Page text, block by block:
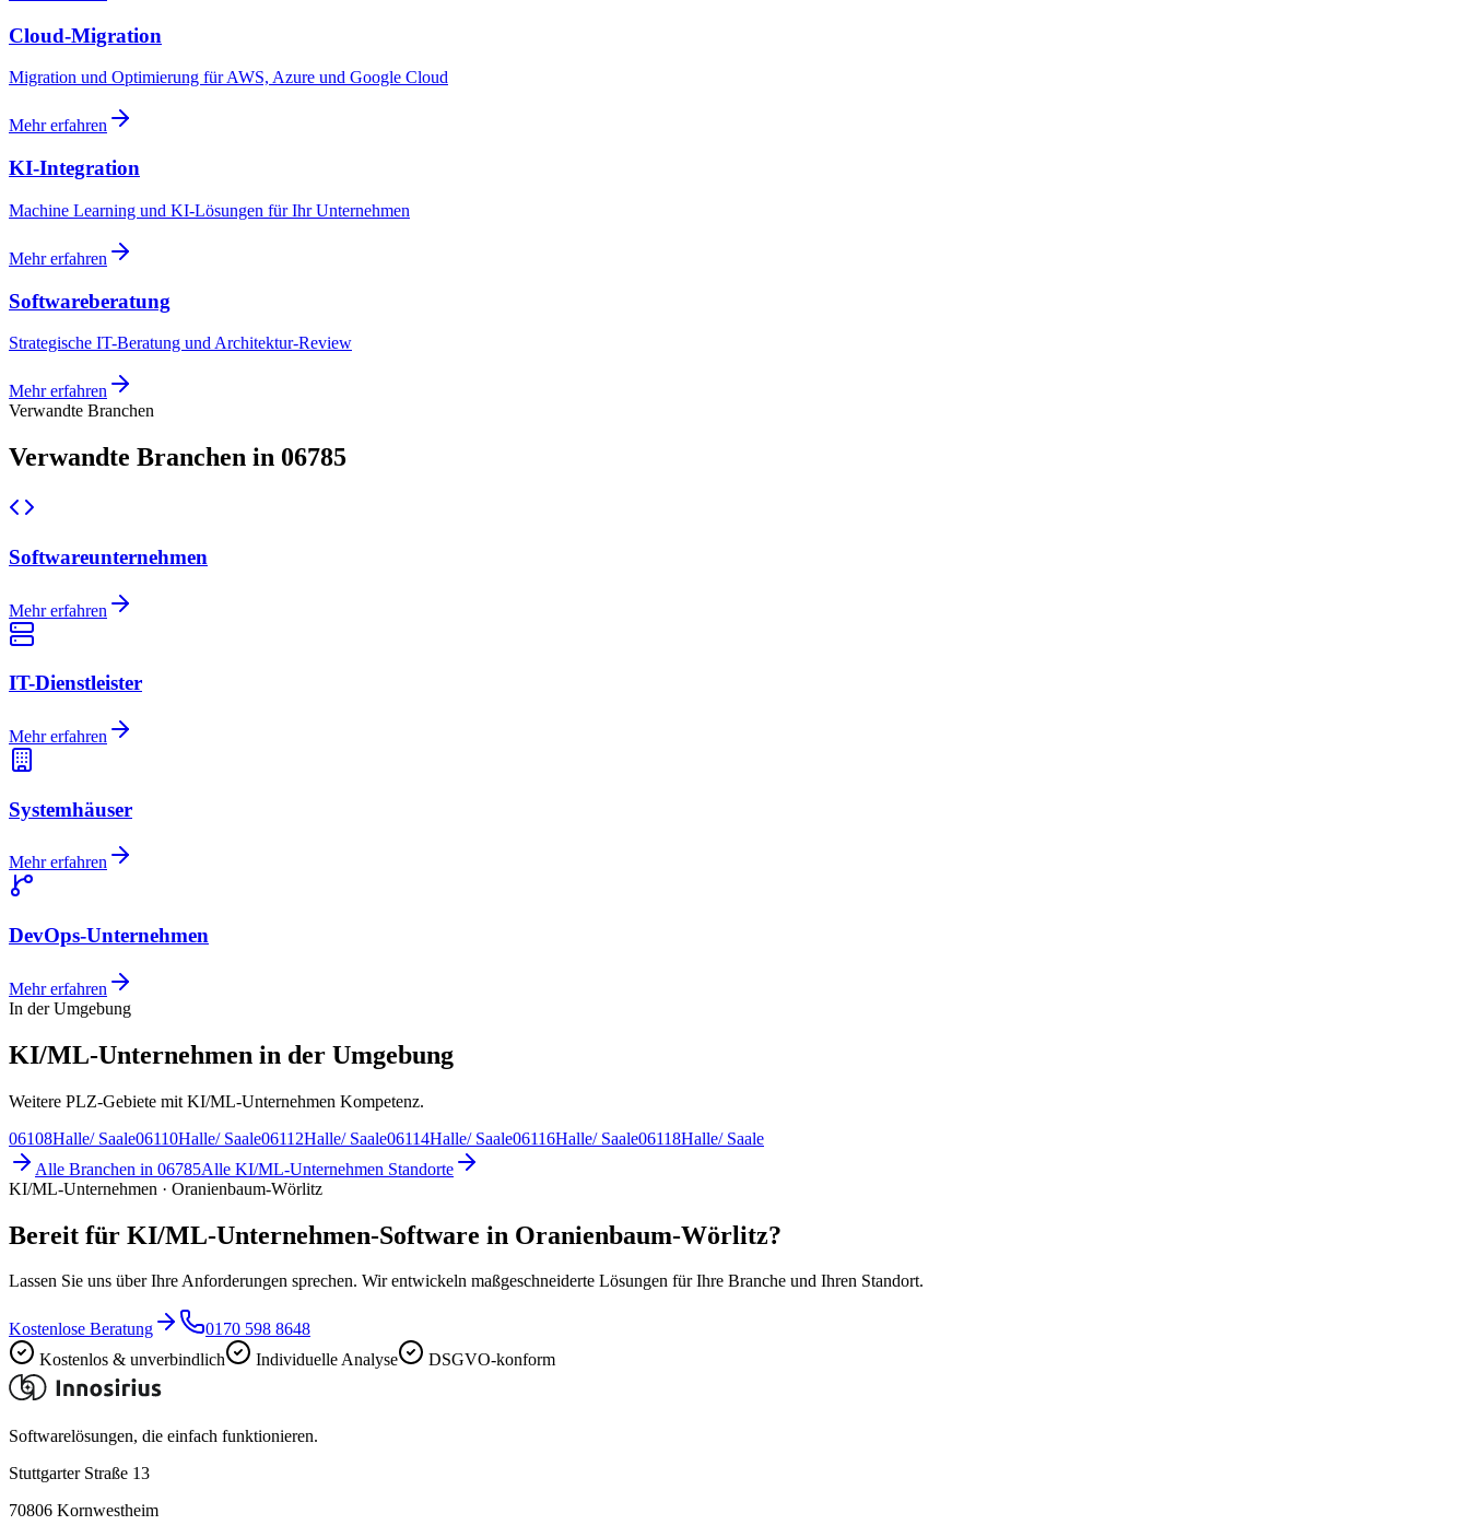
Cloud-Migration
Migration und Optimierung für AWS, Azure und Google Cloud
Mehr erfahren
KI-Integration
Machine Learning und KI-Lösungen für Ihr Unternehmen
Mehr erfahren
Softwareberatung
Strategische IT-Beratung und Architektur-Review
Mehr erfahren
Verwandte Branchen
Verwandte Branchen in 06785
Softwareunternehmen
Mehr erfahren
IT-Dienstleister
Mehr erfahren
Systemhäuser
Mehr erfahren
DevOps-Unternehmen
Mehr erfahren
In der Umgebung
KI/ML-Unternehmen in der Umgebung
Weitere PLZ-Gebiete mit KI/ML-Unternehmen Kompetenz.
06108Halle/ Saale06110Halle/ Saale06112Halle/ Saale06114Halle/ Saale06116Halle/ Saale06118Halle/ Saale
Alle Branchen in 06785Alle KI/ML-Unternehmen Standorte
KI/ML-Unternehmen · Oranienbaum-Wörlitz
Bereit für KI/ML-Unternehmen-Software in Oranienbaum-Wörlitz?
Lassen Sie uns über Ihre Anforderungen sprechen. Wir entwickeln maßgeschneiderte Lösungen für Ihre Branche und Ihren Standort.
Kostenlose Beratung
0170 598 8648
Kostenlos & unverbindlich
Individuelle Analyse DSGVO-konform
Softwarelösungen, die einfach funktionieren.
Stuttgarter Straße 13
70806 Kornwestheim